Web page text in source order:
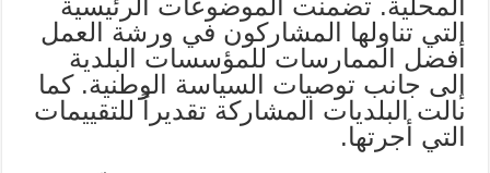
التي تناولها المشاركون في ورشة العمل
أفضل الممارسات للمؤسسات البلدية
إلى جانب توصيات السياسة الوطنية. كما
نالت البلديات المشاركة تقديراً للتقييمات
التي أجرتها.